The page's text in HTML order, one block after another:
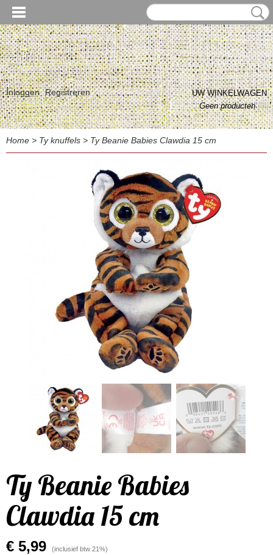
Inloggen Registreren
UW WINKELWAGEN
Geen producten(0)
Home > Ty knuffels > Ty Beanie Babies Clawdia 15 cm
Ty Beanie Babies
Clawdia 15 cm
€ 5,99 (inclusief btw 21%)